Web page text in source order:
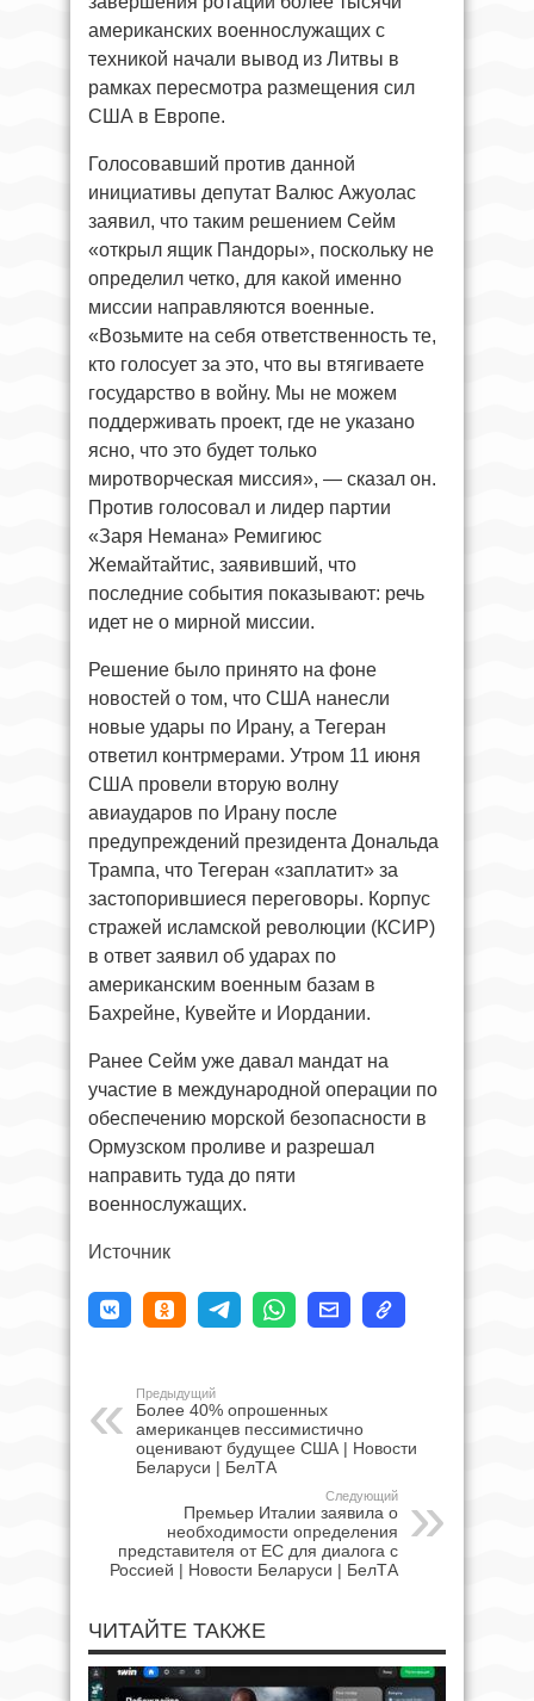
американских военнослужащих с
техникой начали вывод из Литвы в
рамках пересмотра размещения сил
США в Европе.
Голосовавший против данной
инициативы депутат Валюс Ажуолас
заявил, что таким решением Сейм
«открыл ящик Пандоры», поскольку не
определил четко, для какой именно
миссии направляются военные.
«Возьмите на себя ответственность те,
кто голосует за это, что вы втягиваете
государство в войну. Мы не можем
поддерживать проект, где не указано
ясно, что это будет только
миротворческая миссия», — сказал он.
Против голосовал и лидер партии
«Заря Немана» Ремигиюс
Жемайтайтис, заявивший, что
последние события показывают: речь
идет не о мирной миссии.
Решение было принято на фоне
новостей о том, что США нанесли
новые удары по Ирану, а Тегеран
ответил контрмерами. Утром 11 июня
США провели вторую волну
авиаударов по Ирану после
предупреждений президента Дональда
Трампа, что Тегеран «заплатит» за
застопорившиеся переговоры. Корпус
стражей исламской революции (КСИР)
в ответ заявил об ударах по
американским военным базам в
Бахрейне, Кувейте и Иордании.
Ранее Сейм уже давал мандат на
участие в международной операции по
обеспечению морской безопасности в
Ормузском проливе и разрешал
направить туда до пяти
военнослужащих.
Источник
Предыдущий
Более 40% опрошенных
американцев пессимистично
оценивают будущее США | Новости
Беларуси | БелТА
Следующий
Премьер Италии заявила о
необходимости определения
представителя от ЕС для диалога с
Россией | Новости Беларуси | БелТА
ЧИТАЙТЕ ТАКЖЕ